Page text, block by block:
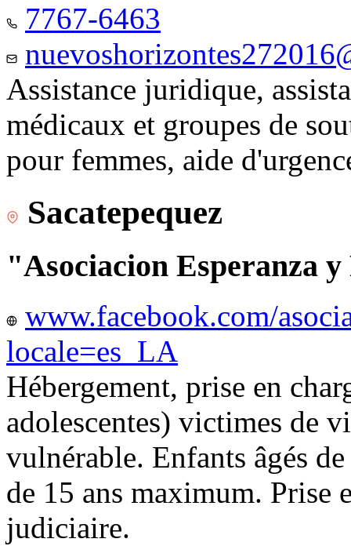
7767-6463
Assistance juridique,
médicaux et groupes de
pour femmes, aide
Sacatepequez
"Asociacion Esperanza
www.facebook.com/
locale=es_LA
Hébergement, prise en
adolescentes) victimes de
vulnérable. Enfants âgés
de 15 ans maximum. Prise
judiciaire.